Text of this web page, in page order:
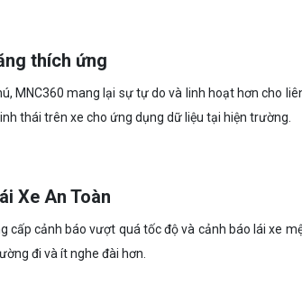
thích ứng
MNC360 mang lại sự tự do và linh hoạt hơn cho
thái trên xe cho ứng dụng dữ liệu tại hiện trường.
Xe An Toàn
cấp cảnh báo vượt quá tốc độ và cảnh báo lái xe
đi và ít nghe đài hơn.